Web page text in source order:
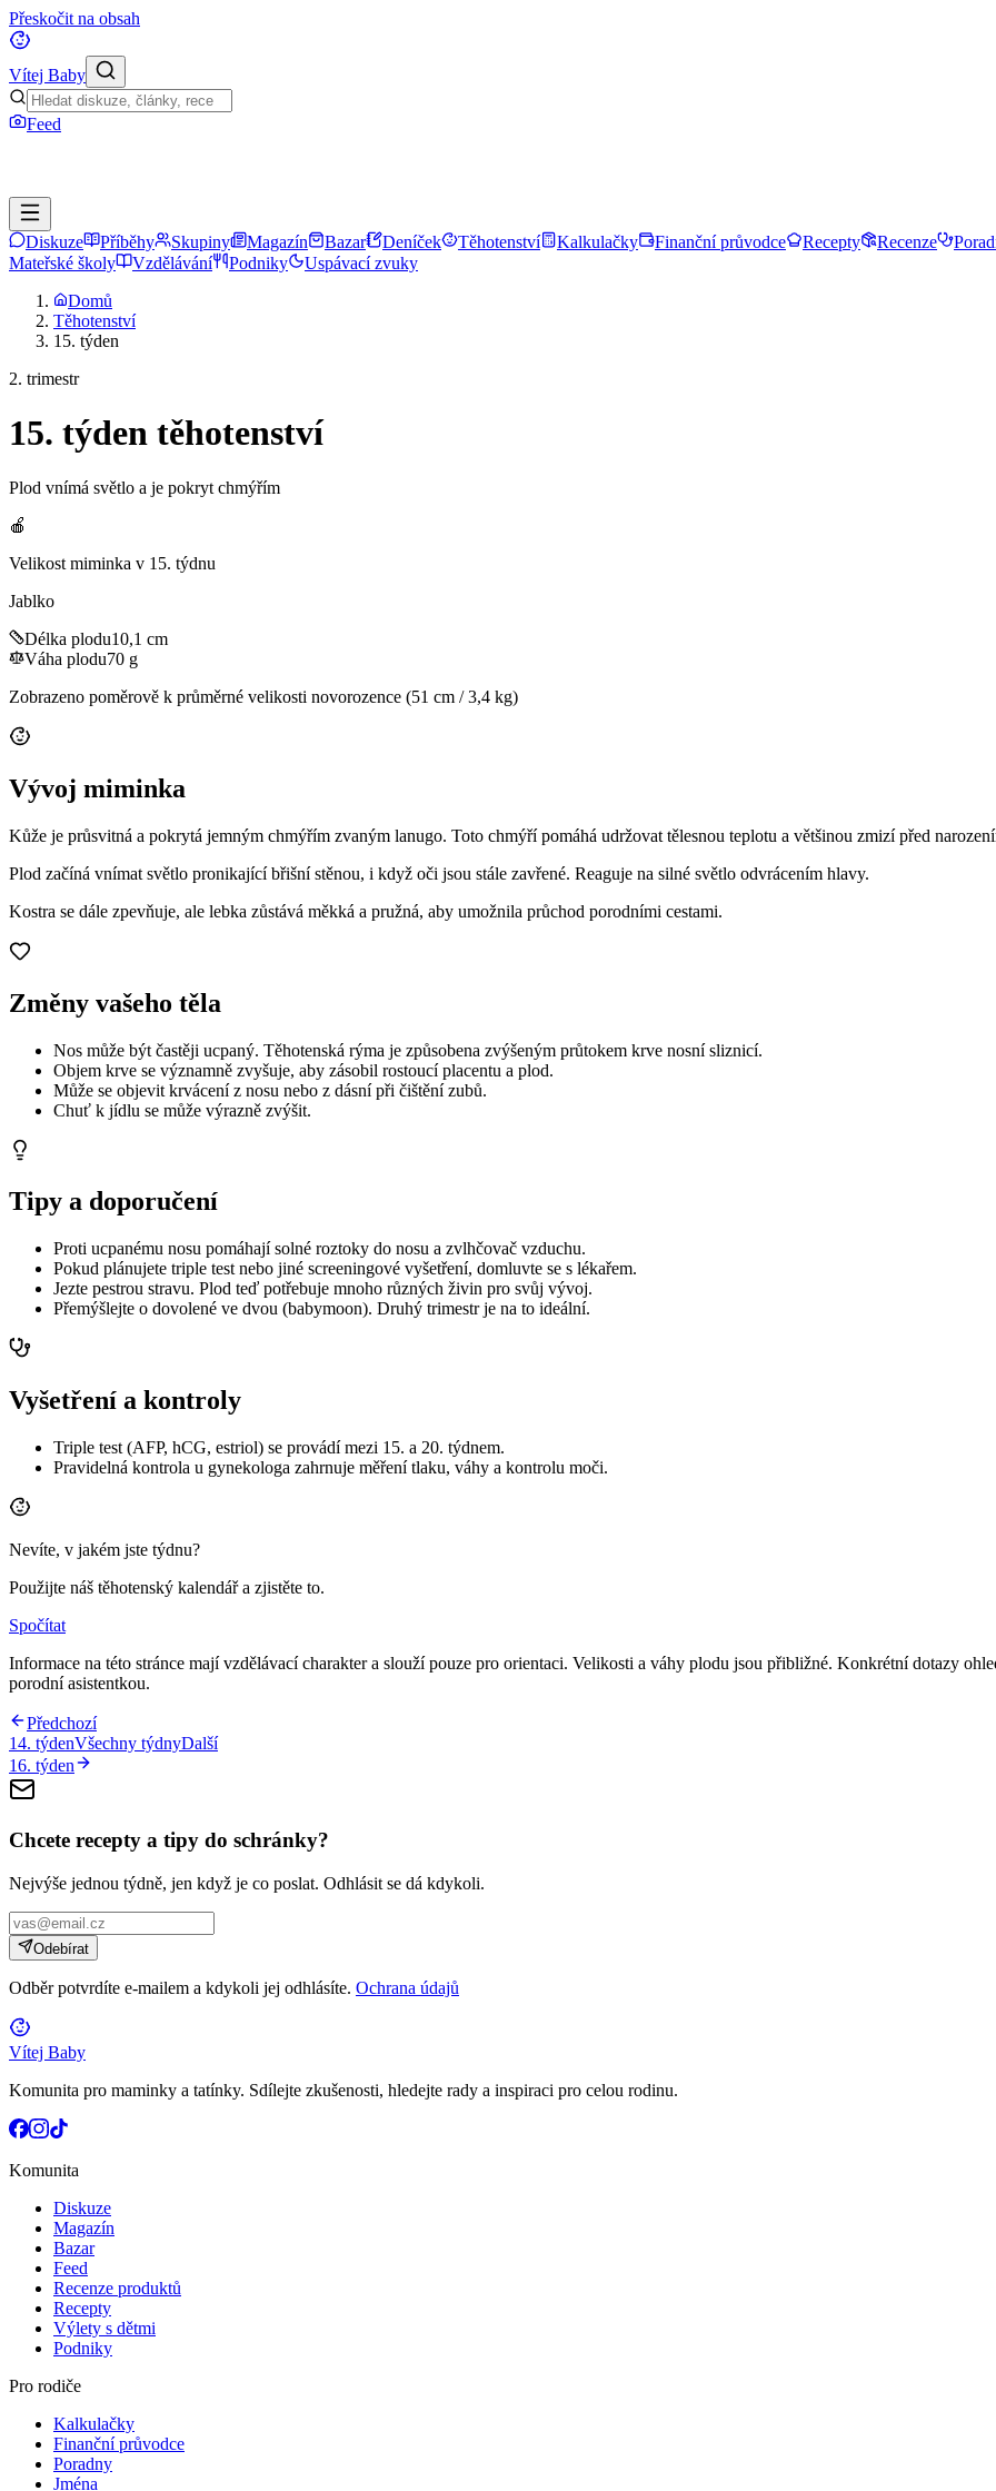
Přeskočit na obsah
Vítej Baby
Feed
Diskuze Příběhy Skupiny Magazín Bazar Deníček Těhotenství Kalkulačky Finanční průvodce Recepty Recenze
Mateřské školy
Vzdělávání Podniky
Uspávací zvuky
Domů
Těhotenství
15. týden
2. trimestr
15. týden těhotenství
Plod vnímá světlo a je pokryt chmýřím
🍎
Velikost miminka v 15. týdnu
Jablko
Délka plodu10,1 cm
Váha plodu70 g
Zobrazeno poměrově k průměrné velikosti novorozence (51 cm / 3,4 kg)
Vývoj miminka
Kůže je průsvitná a pokrytá jemným chmýřím zvaným lanugo. Toto chmýří pomáhá udržovat tělesnou teplotu a většinou zmizí před
Plod začíná vnímat světlo pronikající břišní stěnou, i když oči jsou stále zavřené. Reaguje na silné světlo odvrácením hlavy.
Kostra se dále zpevňuje, ale lebka zůstává měkká a pružná, aby umožnila průchod porodními cestami.
Změny vašeho těla
Nos může být častěji ucpaný. Těhotenská rýma je způsobena zvýšeným průtokem krve nosní sliznicí.
Objem krve se významně zvyšuje, aby zásobil rostoucí placentu a plod.
Může se objevit krvácení z nosu nebo z dásní při čištění zubů.
Chuť k jídlu se může výrazně zvýšit.
Tipy a doporučení
Proti ucpanému nosu pomáhají solné roztoky do nosu a zvlhčovač vzduchu.
Pokud plánujete triple test nebo jiné screeningové vyšetření, domluvte se s lékařem.
Jezte pestrou stravu. Plod teď potřebuje mnoho různých živin pro svůj vývoj.
Přemýšlejte o dovolené ve dvou (babymoon). Druhý trimestr je na to ideální.
Vyšetření a kontroly
Triple test (AFP, hCG, estriol) se provádí mezi 15. a 20. týdnem.
Pravidelná kontrola u gynekologa zahrnuje měření tlaku, váhy a kontrolu moči.
Nevíte, v jakém jste týdnu?
Použijte náš těhotenský kalendář a zjistěte to.
Spočítat
Informace na této stránce mají vzdělávací charakter a slouží pouze pro orientaci. Velikosti a váhy plodu jsou přibližné. Konkrétní dotazy
porodní asistentkou.
Předchozí
14. týdenVšechny týdnyDalší
16. týden
Chcete recepty a tipy do schránky?
Nejvýše jednou týdně, jen když je co poslat. Odhlásit se dá kdykoli.
Odebírat
Odběr potvrdíte e-mailem a kdykoli jej odhlásíte. Ochrana údajů
Vítej Baby
Komunita pro maminky a tatínky. Sdílejte zkušenosti, hledejte rady a inspiraci pro celou rodinu.
Komunita
Diskuze
Magazín
Bazar
Feed
Recenze produktů
Recepty
Výlety s dětmi
Podniky
Pro rodiče
Kalkulačky
Finanční průvodce
Poradny
Jména